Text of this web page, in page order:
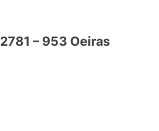
– 953 Oeiras